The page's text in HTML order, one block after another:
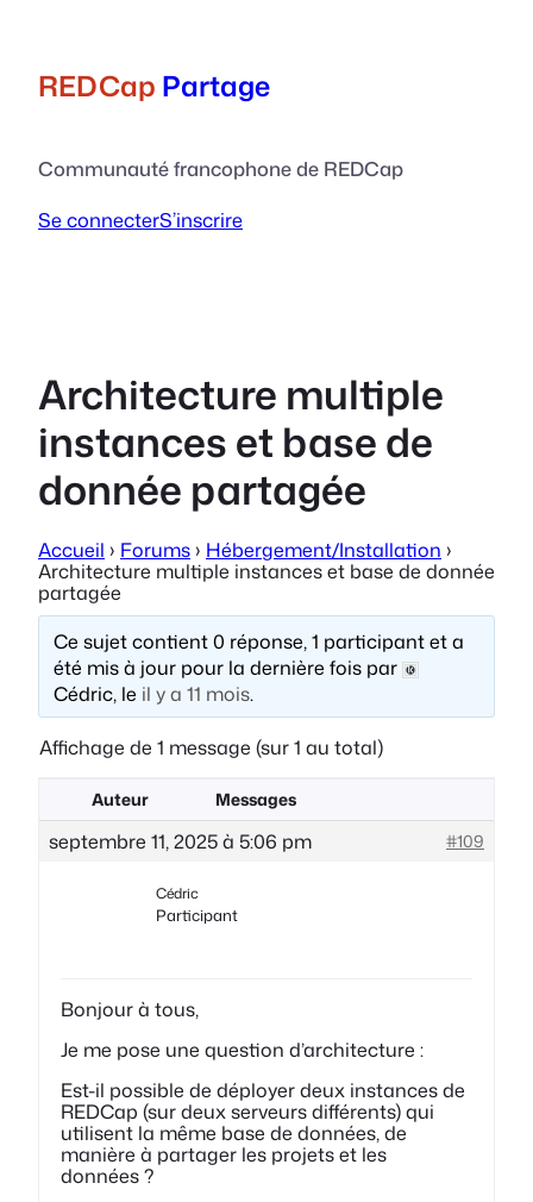
contenu
REDCap Partage
Communauté francophone de REDCap
Se connecterS’inscrire
Architecture multiple
instances et base de
donnée partagée
Accueil › Forums› Hébergement/Installation ›
Architecture multiple instances et base de donnée
partagée
Ce sujet contient 0 réponse, 1 participant et a
été mis à jour pour la dernière fois par
Cédric, le il y a 11 mois.
Affichage de 1 message (sur 1 au total)
Auteur Messages
septembre 11, 2025 à 5:06 pm #109
Cédric
Participant
Bonjour à tous,
Je me pose une question d’architecture :
Est-il possible de déployer deux instances de
REDCap (sur deux serveurs différents) qui
utilisent la même base de données, de
manière à partager les projets et les
données ?